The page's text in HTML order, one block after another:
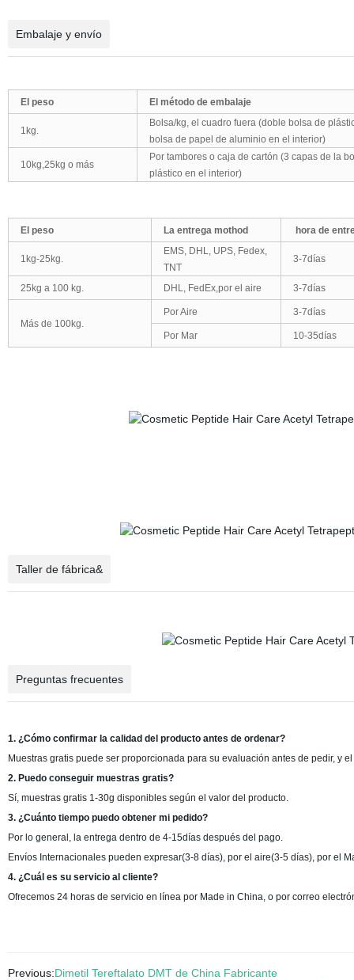
Embalaje y envío
El peso El método de embalaje
1kg.
Bolsa/kg, el cuadro fuera (doble bolsa de
bolsa de papel de aluminio en el interior)
10kg,25kg o más
Por tambores o caja de cartón (3 capas de la
plástico en el interior)
El peso La entrega mothod hora de
1kg-25kg.
EMS, DHL, UPS, Fedex,
TNT
3-7días
25kg a 100 kg. DHL, FedEx,por el aire 3-7días
Más de 100kg.
Por Aire 3-7días
Por Mar 10-35días
Taller de fábrica&
Preguntas frecuentes
1. ¿Cómo confirmar la calidad del producto antes de ordenar?
Muestras gratis puede ser proporcionada para su evaluación antes de pedir, y
2. Puedo conseguir muestras gratis?
Sí, muestras gratis 1-30g disponibles según el valor del producto.
3. ¿Cuánto tiempo puedo obtener mi pedido?
Por lo general, la entrega dentro de 4-15días después del pago.
Envíos Internacionales pueden expresar(3-8 días), por el aire(3-5 días), por el
4. ¿Cuál es su servicio al cliente?
Ofrecemos 24 horas de servicio en línea por Made in China, o por correo
Previous:Dimetil Tereftalato DMT de China Fabricante